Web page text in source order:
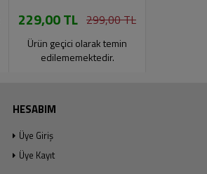
229,00 TL 299,00 TL
Ürün geçici olarak temin
edilememektedir.
HESABIM
Üye Giriş
Üye Kayıt